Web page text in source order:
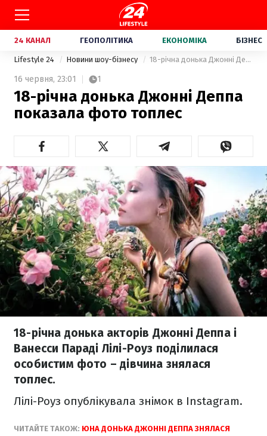
24 КАНАЛ ГЕОПОЛІТИКА ЕКОНОМІКА БІЗНЕС
Lifestyle 24 Новини шоу-бізнесу 18-річна донька Джонні Деппа показала фото топлес
16 червня, 23:01 1
18-річна донька Джонні Деппа
показала фото топлес
18-річна донька акторів Джонні Деппа і
Ванесси Параді Лілі-Роуз поділилася
особистим фото – дівчина знялася
топлес.
Лілі-Роуз опублікувала знімок в Instagram.
ЧИТАЙТЕ ТАКОЖ: ЮНА ДОНЬКА ДЖОННІ ДЕППА ЗНЯЛАСЯ